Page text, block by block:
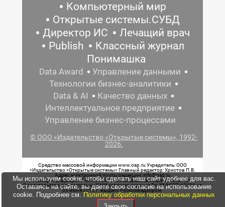
Компьютерный мир
Открытые системы.СУБД
Директор ИС
Лечащий врач
Publish
Классный журнал
Понимашка
Data Award
Управление данными
Технологии бизнес-аналитики
Data & AI
Качество данных
Интеллектуальное предприятие
Управление бизнес-процессами
© ООО «Издательство «Открытые системы», 1992-
2026.
Средство массовой информации www.osp.ru Учредитель: ООО
«Издательство «Открытые системы» Главный редактор: Христов П.В.
Адрес электронной почты редакции: info@osp.ru
Телефон редакции: 7 (499) 703-18-54 Возрастная маркировка: 12+
Свидетельство о регистрации СМИ сетевого издания Эл.№ ФС77-62008 от
05 июня 2015 г. выдано Роскомнадзором.
Мы используем cookie, чтобы сделать наш сайт удобнее для вас.
Оставаясь на сайте, вы даете свое согласие на использование
cookie. Подробнее см. Политику обработки персональных данных